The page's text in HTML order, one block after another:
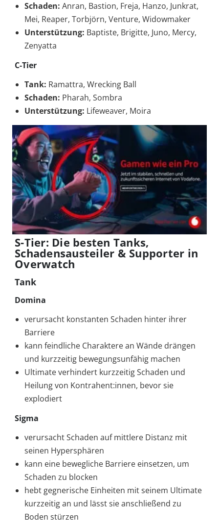
Schaden: Anran, Bastion, Freja, Hanzo, Junkrat,
Mei, Reaper, Torbjörn, Venture, Widowmaker
Unterstützung: Baptiste, Brigitte, Juno, Mercy,
Zenyatta
C-Tier
Tank: Ramattra, Wrecking Ball
Schaden: Pharah, Sombra
Unterstützung: Lifeweaver, Moira
S-Tier: Die besten Tanks,
Schadensausteiler & Supporter in
Overwatch
Tank
Domina
verursacht konstanten Schaden hinter ihrer
Barriere
kann feindliche Charaktere an Wände drängen
und kurzzeitig bewegungsunfähig machen
Ultimate verhindert kurzzeitig Schaden und
Heilung von Kontrahent:innen, bevor sie
explodiert
Sigma
verursacht Schaden auf mittlere Distanz mit
seinen Hypersphären
kann eine bewegliche Barriere einsetzen, um
Schaden zu blocken
hebt gegnerische Einheiten mit seinem Ultimate
kurzzeitig an und lässt sie anschließend zu
Boden stürzen